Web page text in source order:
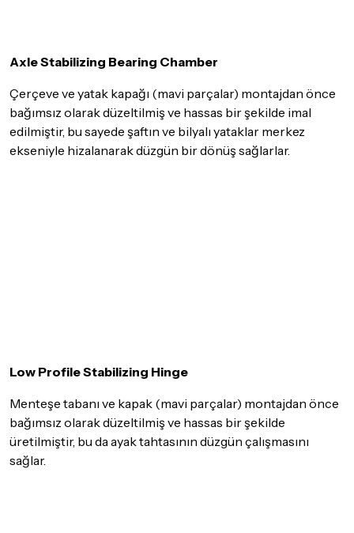
Axle Stabilizing Bearing Chamber
Çerçeve ve yatak kapağı (mavi parçalar) montajdan önce
bağımsız olarak düzeltilmiş ve hassas bir şekilde imal
edilmiştir, bu sayede şaftın ve bilyalı yataklar merkez
ekseniyle hizalanarak düzgün bir dönüş sağlarlar.
Low Profile Stabilizing Hinge
Menteşe tabanı ve kapak (mavi parçalar) montajdan önce
bağımsız olarak düzeltilmiş ve hassas bir şekilde
üretilmiştir, bu da ayak tahtasının düzgün çalışmasını
sağlar.